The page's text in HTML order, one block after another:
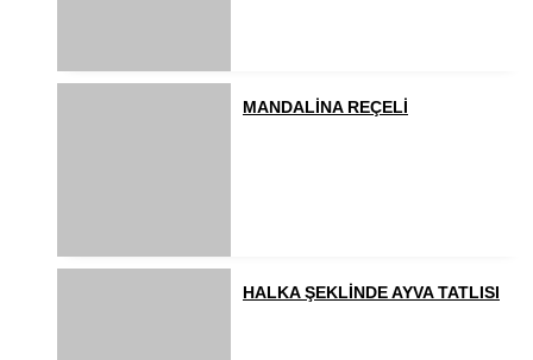
MANDALİNA REÇELİ
HALKA ŞEKLİNDE AYVA TATLISI